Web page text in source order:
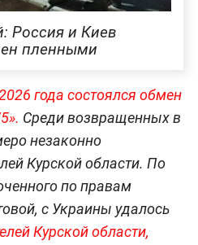
Россия и Киев
пленными
года состоялся обмен
Среди возвращенных в
незаконно
Курской области. По
по правам
с Украины удалось
Курской области,